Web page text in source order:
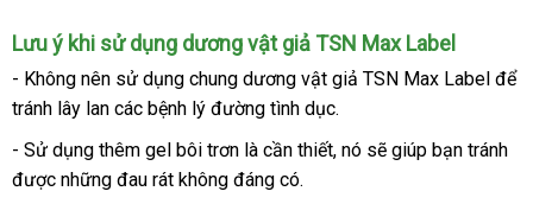
Lưu ý khi sử dụng dương vật giả TSN Max Label
- Không nên sử dụng chung dương vật giả TSN Max Label đẹp
để
tránh lây lan phân
phối
các bệnh lý đường tình dục.
- Sử dụng thêm gel bôi trơn là cần thiếtcao
, nó facebook
sẽ giúp bạn tránh
được đã
những đau rát không đáng có.